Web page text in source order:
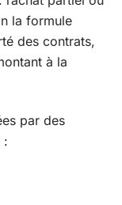
la formule
des contrats,
à la
par des
: